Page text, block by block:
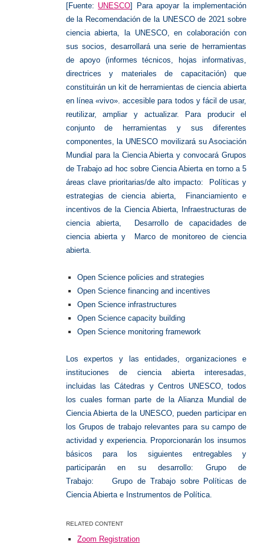
[Fuente: UNESCO] Para apoyar la implementación
de la Recomendación de la UNESCO de 2021 sobre
ciencia abierta, la UNESCO, en colaboración con
sus socios, desarrollará una serie de herramientas
de apoyo (informes técnicos, hojas informativas,
directrices y materiales de capacitación) que
constituirán un kit de herramientas de ciencia abierta
en línea «vivo». accesible para todos y fácil de usar,
reutilizar, ampliar y actualizar. Para producir el
conjunto de herramientas y sus diferentes
componentes, la UNESCO movilizará su Asociación
Mundial para la Ciencia Abierta y convocará Grupos
de Trabajo ad hoc sobre Ciencia Abierta en torno a 5
áreas clave prioritarias/de alto impacto:
Políticas y
estrategias de ciencia abierta, Financiamiento e
incentivos de la Ciencia Abierta, Infraestructuras de
ciencia abierta, Desarrollo de capacidades de
ciencia abierta y Marco de monitoreo de ciencia
abierta.
Open Science policies and strategies
Open Science financing and incentives
Open Science infrastructures
Open Science capacity building
Open Science monitoring framework
Los expertos y las entidades, organizaciones e
instituciones de ciencia abierta interesadas,
incluidas las Cátedras y Centros UNESCO, todos
los cuales forman parte de la Alianza Mundial de
Ciencia Abierta de la UNESCO, pueden participar en
los Grupos de trabajo relevantes para su campo de
actividad y experiencia. Proporcionarán los insumos
básicos para los siguientes entregables y
participarán en su desarrollo: Grupo de
Trabajo: Grupo de Trabajo sobre Políticas de
Ciencia Abierta e Instrumentos de Política.
RELATED CONTENT
Zoom Registration